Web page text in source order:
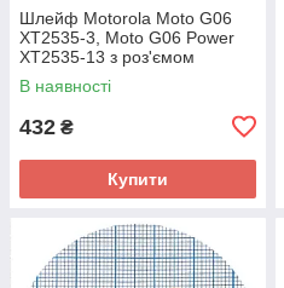
Шлейф Motorola Moto G06
XT2535-3, Moto G06 Power
XT2535-13 з роз'ємом
зарядки та мікрофоном -
нижня плата (AAA)
В наявності
432 ₴
Купити